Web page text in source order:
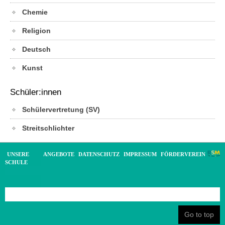
Chemie
Religion
Deutsch
Kunst
Schüler:innen
Schülervertretung (SV)
Streitschlichter
UNSERE
SCHULE
ANGEBOTE DATENSCHUTZ IMPRESSUM FÖRDERVEREIN
Go to top